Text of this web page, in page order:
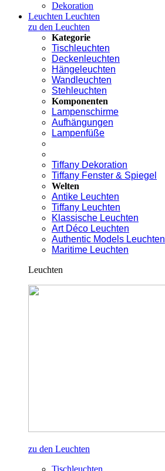
Dekoration
Leuchten Leuchten
zu den Leuchten
Kategorie
Tischleuchten
Deckenleuchten
Hängeleuchten
Wandleuchten
Stehleuchten
Komponenten
Lampenschirme
Aufhängungen
Lampenfüße
Tiffany Dekoration
Tiffany Fenster & Spiegel
Welten
Antike Leuchten
Tiffany Leuchten
Klassische Leuchten
Art Déco Leuchten
Authentic Models Leuchten
Maritime Leuchten
Leuchten
zu den Leuchten
Tischleuchten